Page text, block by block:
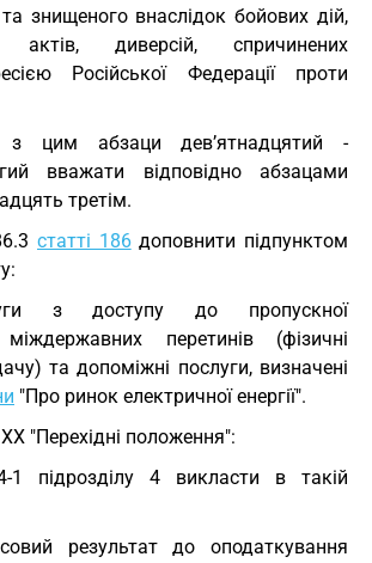
знищеного внаслідок бойових дій,
актів, диверсій, спричинених
Російської Федерації проти
з цим абзаци дев’ятнадцятий -
вважати відповідно абзацами
третім.
статті 186доповнити підпунктом
з доступу до пропускної
перетинів (фізичні
та допоміжні послуги, визначені
"Про ринок електричної енергії".
"Перехідні положення":
1 підрозділу 4 викласти в такій
результат до оподаткування